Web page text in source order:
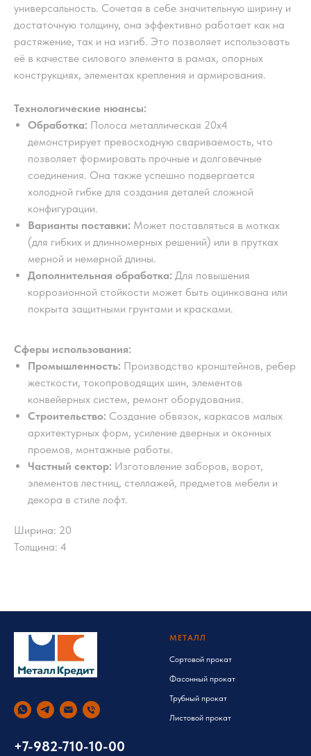
универсальность. Сочетая в себе значительную ширину и
достаточную толщину, она эффективно работает как на
растяжение, так и на изгиб. Это позволяет использовать
её в качестве силового элемента в рамах, опорных
конструкциях, элементах крепления и армирования.
Технологические нюансы:
Обработка: Полоса металлическая 20х4
демонстрирует превосходную свариваемость, что
позволяет формировать прочные и долговечные
соединения. Она также успешно подвергается
холодной гибке для создания деталей сложной
конфигурации.
Варианты поставки: Может поставляться в мотках
(для гибких и длинномерных решений) или в прутках
мерной и немерной длины.
Дополнительная обработка: Для повышения
коррозионной стойкости может быть оцинкована или
покрыта защитными грунтами и красками.
Сферы использования:
Промышленность: Производство кронштейнов, ребер
жесткости, токопроводящих шин, элементов
конвейерных систем, ремонт оборудования.
Строительство: Создание обвязок, каркасов малых
архитектурных форм, усиление дверных и оконных
проемов, монтажные работы.
Частный сектор: Изготовление заборов, ворот,
элементов лестниц, стеллажей, предметов мебели и
декора в стиле лофт.
Ширина: 20
Толщина: 4
+7-982-710-10-00
МЕТАЛЛ
Сортовой прокат
Фасонный прокат
Трубный прокат
Листовой прокат